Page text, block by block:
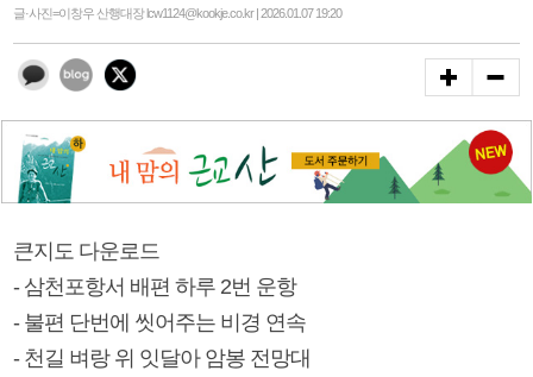
글·사진=이창우 산행대장 lcw1124@kookje.co.kr | 2026.01.07 19:20
큰지도 다운로드
- 삼천포항서 배편 하루 2번 운항
- 불편 단번에 씻어주는 비경 연속
- 천길 벼랑 위 잇달아 암봉 전망대